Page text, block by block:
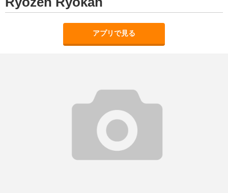
アプリで見る